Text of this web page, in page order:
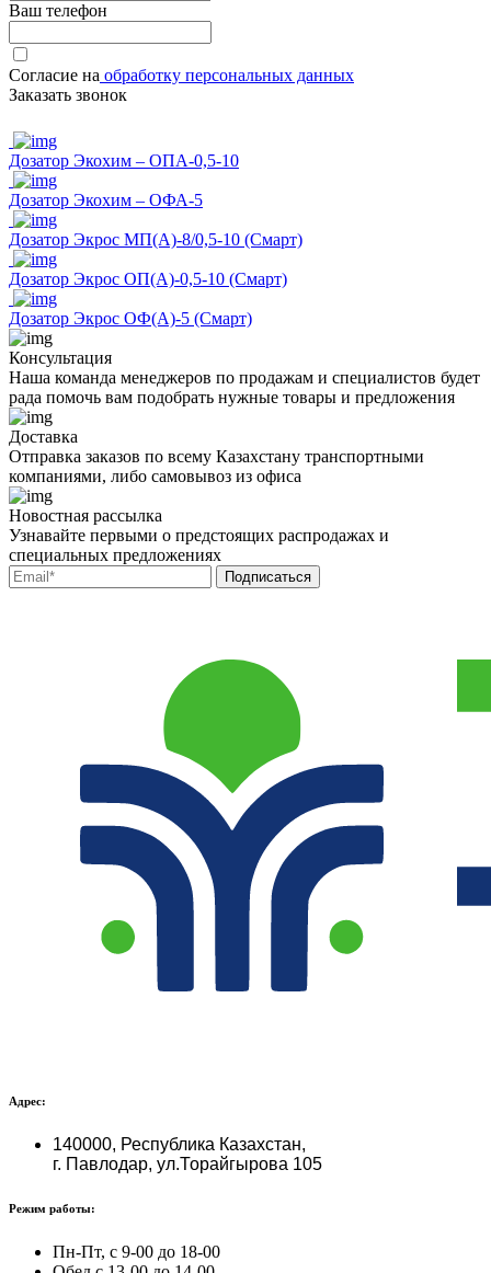
Ваш телефон
Согласие на обработку персональных данных
Заказать звонок
Дозатор Экохим – ОПА-0,5-10
Дозатор Экохим – ОФА-5
Дозатор Экрос МП(А)-8/0,5-10 (Смарт)
Дозатор Экрос ОП(А)-0,5-10 (Смарт)
Дозатор Экрос ОФ(А)-5 (Смарт)
Консультация
Наша команда менеджеров по продажам и специалистов будет
рада помочь вам подобрать нужные товары и предложения
Доставка
Отправка заказов по всему Казахстану транспортными
компаниями, либо самовывоз из офиса
Новостная рассылка
Узнавайте первыми о предстоящих распродажах и
специальных предложениях
Адрес:
140000, Республика Казахстан,
г. Павлодар, ул.Торайгырова 105
Режим работы:
Пн-Пт, с 9-00 до 18-00